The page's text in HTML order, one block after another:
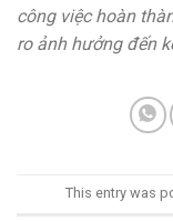
công việc hoàn
ro ảnh hưởng đến
This entry was